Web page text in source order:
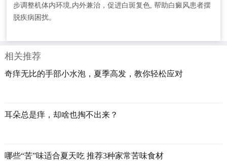
步调整机体内环境,内外兼治，促进白斑复色, 帮助白癜风患者摆
脱疾病困扰。
相关推荐
奇痒无比的手部小水泡，夏季高发，教你轻松应对
耳朵总是痒，却啥也掏不出来？
哪些“苦”味适合夏天吃 推荐3种家常苦味食材